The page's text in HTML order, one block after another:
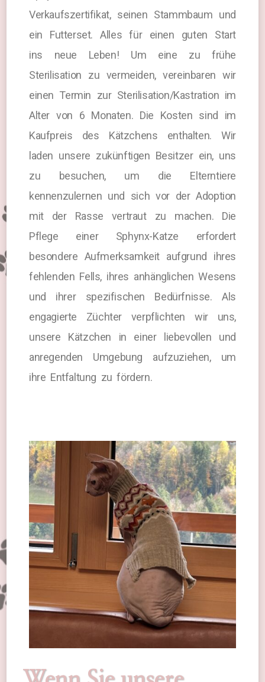
Verkaufszertifikat, seinen Stammbaum und
ein Futterset. Alles für einen guten Start
ins neue Leben! Um eine zu frühe
Sterilisation zu vermeiden, vereinbaren wir
einen Termin zur Sterilisation/Kastration im
Alter von 6 Monaten. Die Kosten sind im
Kaufpreis des Kätzchens enthalten. Wir
laden unsere zukünftigen Besitzer ein, uns
zu besuchen, um die Elterntiere
kennenzulernen und sich vor der Adoption
mit der Rasse vertraut zu machen. Die
Pflege einer Sphynx-Katze erfordert
besondere Aufmerksamkeit aufgrund ihres
fehlenden Fells, ihres anhänglichen Wesens
und ihrer spezifischen Bedürfnisse. Als
engagierte Züchter verpflichten wir uns,
unsere Kätzchen in einer liebevollen und
anregenden Umgebung aufzuziehen, um
ihre Entfaltung zu fördern.